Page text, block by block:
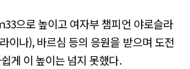
33으로 높이고 여자부 챔피언 야로슬라
이나), 바르심 등의 응원을 받으며 도전
게 이 높이는 넘지 못했다.